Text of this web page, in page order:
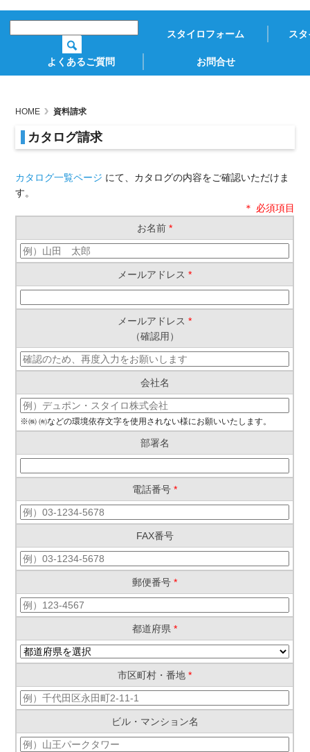
スタイロフォーム ス
よくあるご質問 お問合せ
HOME 資料請求
カタログ請求
カタログ一覧ページ にて、カタログの内容をご確認いただけま
す。
＊ 必須項目
お名前*
メールアドレス*
メールアドレス*
（確認用）
会社名
※㈱ ㈲などの環境依存文字を使用されない様にお願いいたします。
部署名
電話番号*
FAX番号
郵便番号*
都道府県*
市区町村・番地*
ビル・マンション名